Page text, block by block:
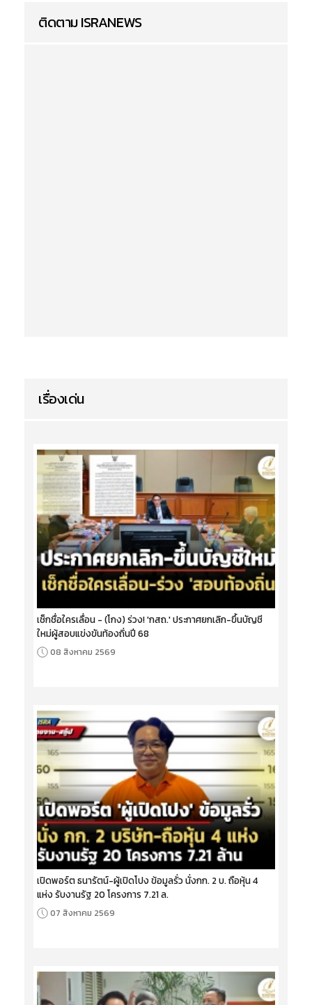
ติดตาม ISRANEWS
เรื่องเด่น
เช็กชื่อใครเลื่อน - (โกง) ร่วง! 'กสถ.' ประกาศยกเลิก-ขึ้นบัญชี
ใหม่ผู้สอบแข่งขันท้องถิ่นปี 68
08 สิงหาคม 2569
เปิดพอร์ต ธนารัตน์-ผู้เปิดโปง ข้อมูลรั่ว นั่งกก. 2 บ. ถือหุ้น 4
แห่ง รับงานรัฐ 20 โครงการ 7.21 ล.
07 สิงหาคม 2569